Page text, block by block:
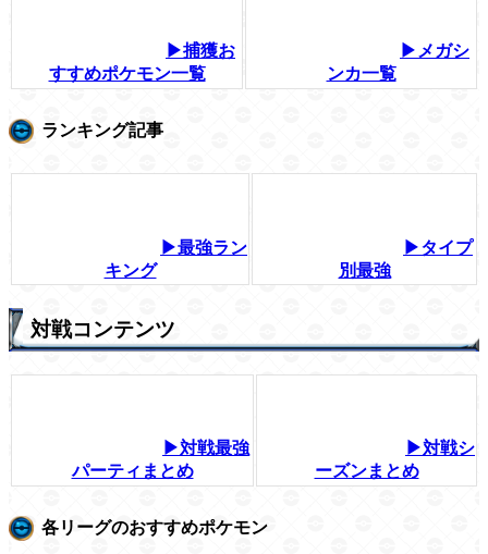
▶捕獲お
すすめポケモン一覧
▶メガシ
ンカ一覧
ランキング記事
▶最強ラン
キング
▶タイプ
別最強
対戦コンテンツ
▶対戦最強
パーティまとめ
▶対戦シ
ーズンまとめ
各リーグのおすすめポケモン